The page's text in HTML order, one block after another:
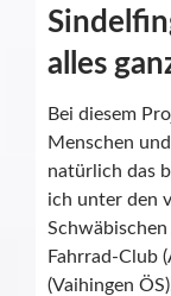
alles
Bei diesem
Menschen
natürlich das
ich unter den
Fahrrad-Club
(Vaihingen